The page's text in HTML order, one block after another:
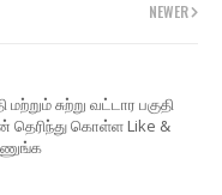
NEWER
சுற்று வட்டார பகுதி
தெரிந்து கொள்ள Like &